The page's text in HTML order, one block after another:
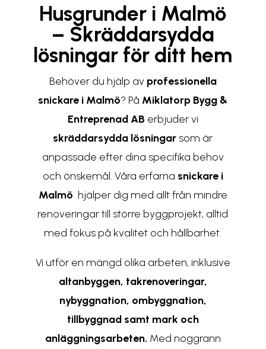
Husgrunder i Malmö
– Skräddarsydda
lösningar för ditt hem
Behöver du hjälp av professionella
snickare i Malmö? På Miklatorp Bygg &
Entreprenad AB erbjuder vi
skräddarsydda lösningar som är
anpassade efter dina specifika behov
och önskemål. Våra erfarna snickare i
Malmö hjälper dig med allt från mindre
renoveringar till större byggprojekt, alltid
med fokus på kvalitet och hållbarhet.
Vi utför en mängd olika arbeten, inklusive
altanbyggen, takrenoveringar,
nybyggnation, ombyggnation,
tillbyggnad samt mark och
anläggningsarbeten. Med noggrann